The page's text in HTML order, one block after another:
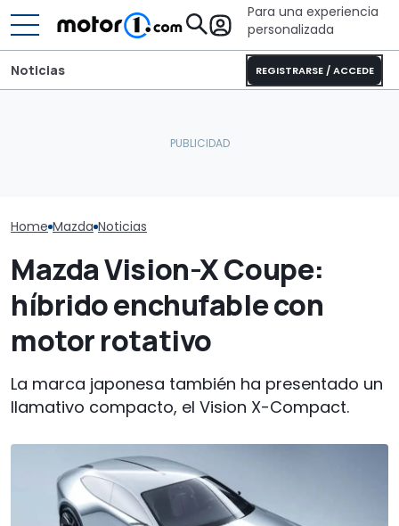
Para una experiencia
personalizada
REGISTRARSE / ACCEDE
Noticias
Home Mazda Noticias
Mazda Vision-X Coupe:
híbrido enchufable con
motor rotativo
La marca japonesa también ha presentado un
llamativo compacto, el Vision X-Compact.